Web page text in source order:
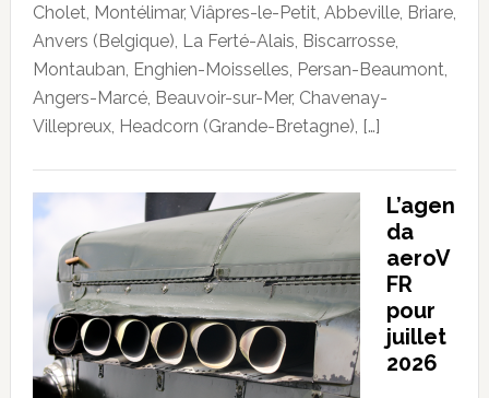
Cholet, Montélimar, Viâpres-le-Petit, Abbeville, Briare,
Anvers (Belgique), La Ferté-Alais, Biscarrosse,
Montauban, Enghien-Moisselles, Persan-Beaumont,
Angers-Marcé, Beauvoir-sur-Mer, Chavenay-
Villepreux, Headcorn (Grande-Bretagne), […]
L’agen
da
aeroV
FR
pour
juillet
2026